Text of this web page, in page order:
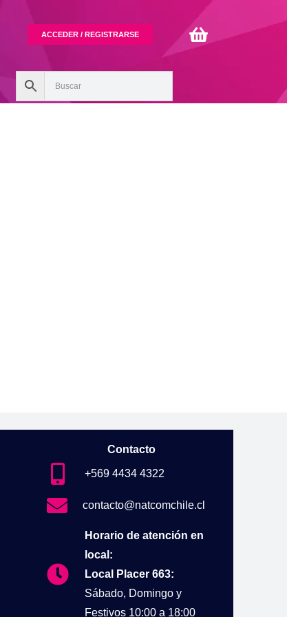
ACCEDER / REGISTRARSE
Contacto
+569 4434 4322
contacto@natcomchile.cl
Horario de atención en
local:
Local Placer 663:
Sábado, Domingo y
Festivos 10:00 a 18:00